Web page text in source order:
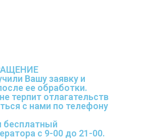
Вашу заявку и
ее обработки.
терпит отлагательств
с нами по телефону
бесплатный
с 9-00 до 21-00.